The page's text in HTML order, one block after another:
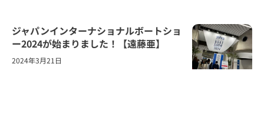
ジャパンインターナショナルボートショ
ー2024が始まりました！【遠藤亜】
2024年3月21日